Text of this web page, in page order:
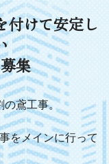
付けて安定し
集
の鳶工事。
をメインに行って